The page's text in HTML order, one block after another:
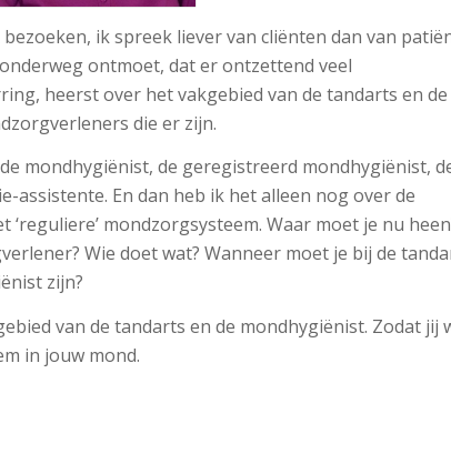
ik spreek liever van cliënten dan van
ontmoet, dat er ontzettend veel
heerst over het vakgebied van de tandarts en de
die er zijn.
mondhygiënist, de geregistreerd mondhygiënist,
assistente. En dan heb ik het alleen nog over de
‘reguliere’ mondzorgsysteem. Waar moet je nu
Wie doet wat? Wanneer moet je bij de
zijn?
van de tandarts en de mondhygiënist. Zodat jij
in jouw mond.